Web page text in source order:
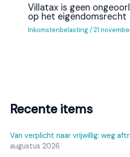
Recente items
Van verplicht naar vrijwillig: weg
augustus 2026
Villatax is geen
op het eigendomsrecht
Inkomstenbelasting/21